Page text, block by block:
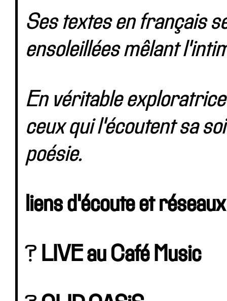
Ses textes en français
ensoleillées mêlant
En véritable
ceux qui l'écoutent sa
poésie.
liens d'écoute et
? LIVE au Café Music